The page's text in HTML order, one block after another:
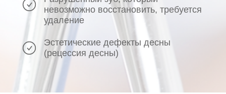
Эстетические дефекты десны
(рецессия десны)
невозможно восстановить, требуется
удаление